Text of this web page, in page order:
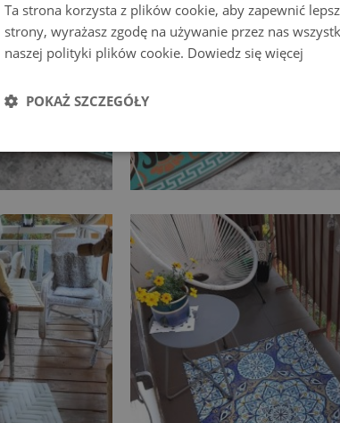
Ta strona korzysta z plików cookie, aby zapewnić
strony, wyrażasz zgodę na używanie przez nas
naszej polityki plików cookie. Dowiedz się więcej
POKAŻ SZCZEGÓŁY